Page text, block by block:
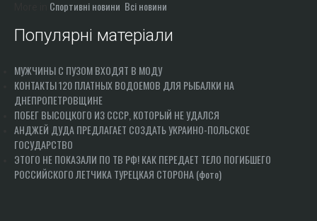
Спортивні новини Всі новини
Популярні матеріали
МУЖЧИНЫ С ПУЗОМ ВХОДЯТ В МОДУ
КОНТАКТЫ 120 ПЛАТНЫХ ВОДОЕМОВ ДЛЯ РЫБАЛКИ НА
ДНЕПРОПЕТРОВЩИНЕ
ПОБЕГ ВЫСОЦКОГО ИЗ СССР, КОТОРЫЙ НЕ УДАЛСЯ
АНДЖЕЙ ДУДА ПРЕДЛАГАЕТ СОЗДАТЬ УКРАИНО-ПОЛЬСКОЕ
ГОСУДАРСТВО
ЭТОГО НЕ ПОКАЗАЛИ ПО ТВ РФ! КАК ПЕРЕДАЕТ ТЕЛО ПОГИБШЕГО
РОССИЙСКОГО ЛЕТЧИКА ТУРЕЦКАЯ СТОРОНА (фото)